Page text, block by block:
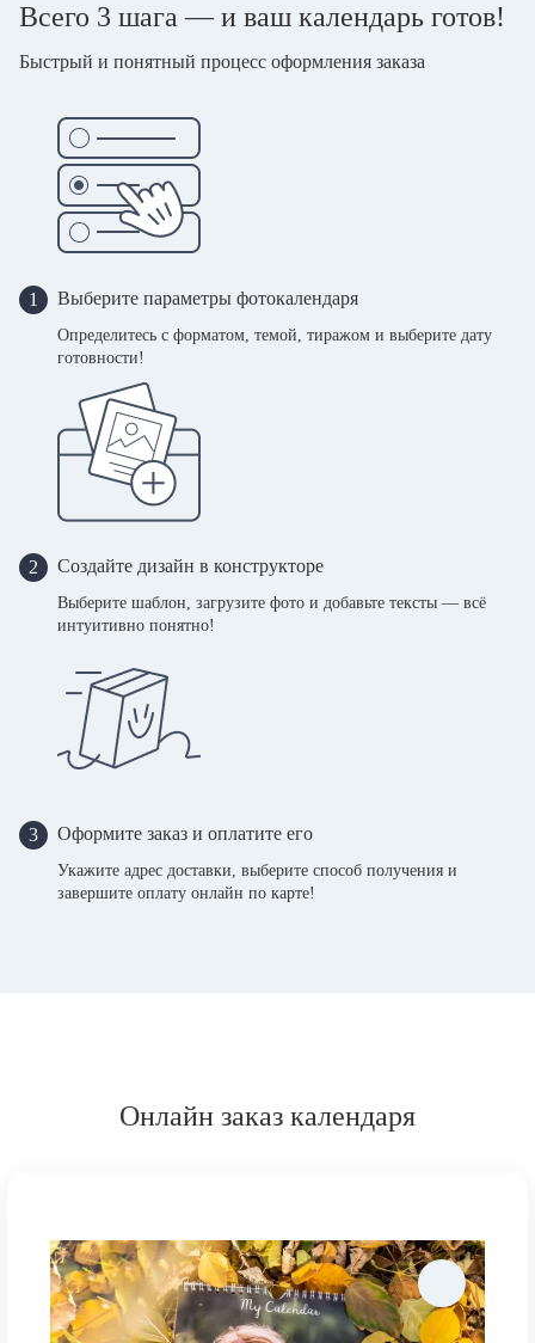
Всего 3 шага — и ваш календарь готов!
Быстрый и понятный процесс оформления заказа
1 Выберите параметры фотокалендаря
Определитесь с форматом, темой, тиражом и выберите дату
готовности!
2 Создайте дизайн в конструкторе
Выберите шаблон, загрузите фото и добавьте тексты — всё
интуитивно понятно!
3 Оформите заказ и оплатите его
Укажите адрес доставки, выберите способ получения и
завершите оплату онлайн по карте!
Онлайн заказ календаря